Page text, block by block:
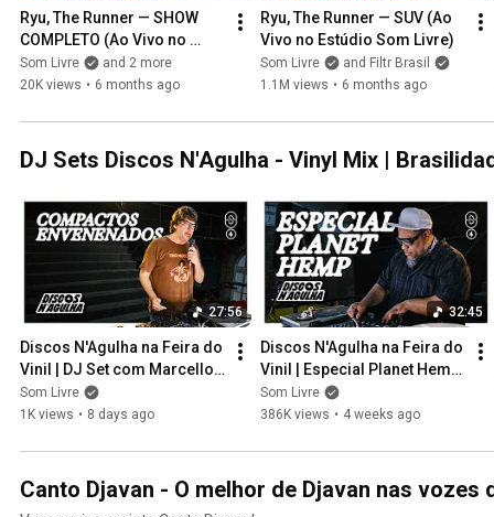
Ryu, The Runner — SHOW
COMPLETO (Ao Vivo no
Estúdio Som Livre)
Som Livre
and 2 more
20K views • 6 months ago
Ryu, The Runner — SUV (Ao
Vivo no Estúdio Som Livre)
Som Livre
and Filtr Brasil
1.1M views • 6 months ago
DJ Sets Discos N'Agulha - Vinyl Mix |
27:56
Discos N'Agulha na Feira do
Vinil | DJ Set com Marcello
MBgroove - Compactos
Envenenados
Som Livre
1K views • 8 days ago
32:45
Discos N'Agulha na Feira do
Vinil | Especial Planet Hemp
- DJ Set BNegão
Som Livre
386K views • 4 weeks ago
Canto Djavan - O melhor de Djavan nas